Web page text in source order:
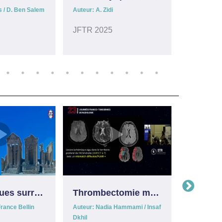
/ D. Ben Salem Auteur: A. Zidi
JFTR 2025
Cas cliniques surrénales
Bellin
Thrombectomie mécanique (atelier sur simulateur)
Auteur: Nadia Hammami / Insaf
Dkhil